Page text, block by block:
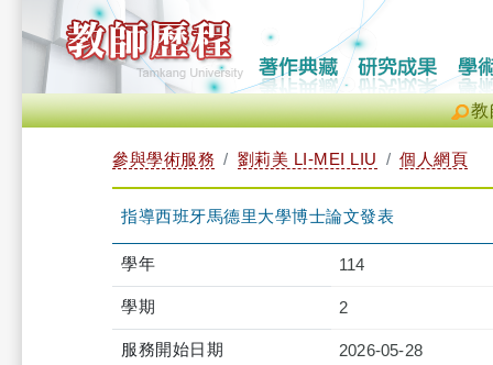
教
參與學術服務 劉莉美 LI-MEI LIU 個人網頁
指導西班牙馬德里大學博士論文發表
學年 114
學期 2
服務開始日期 2026-05-28